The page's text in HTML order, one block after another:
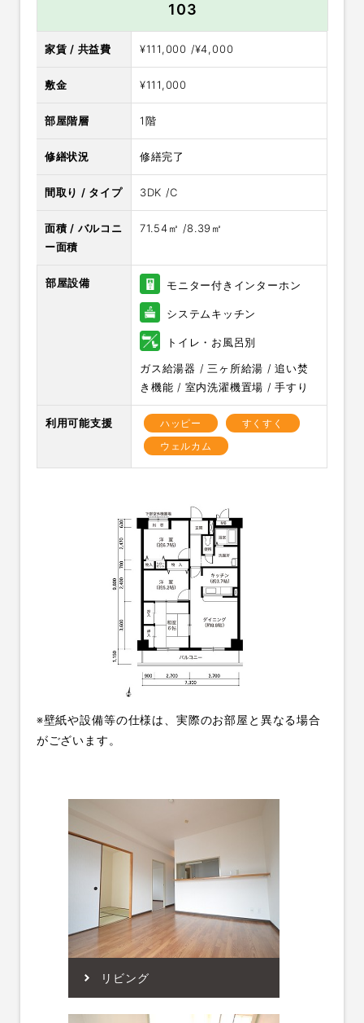
103
家賃 / 共益費 ¥111,000 /¥4,000
敷金 ¥111,000
部屋階層 1階
修繕状況 修繕完了
間取り / タイプ 3DK /C
面積 / バルコニ
ー面積
71.54㎡ /8.39㎡
部屋設備 モニター付きインターホン
システムキッチン
トイレ・お風呂別
ガス給湯器 / 三ヶ所給湯 / 追い焚
き機能 / 室内洗濯機置場 / 手すり
利用可能支援 ハッピー
すくすく
ウェルカム
※壁紙や設備等の仕様は、実際のお部屋と異なる場合
がございます。
リビング